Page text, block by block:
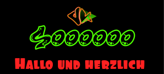
SOOOOOO
Hallo und herzlich